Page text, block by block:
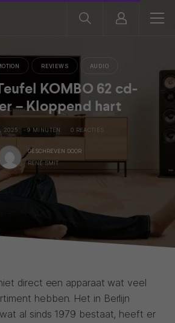
REVIEWS AUDIO
KOMBO 62 cd-
– Kloppend hart
2025 9 MINUTEN 0 REACTIES
GESCHREVEN DOOR
RENÉ SMIT
direct een apparaat wat veel
hebben. Het in Berlijn
al sinds 1979 bestaat, heeft er